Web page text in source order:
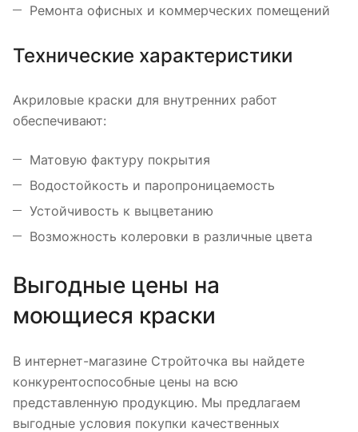
Ремонта офисных и коммерческих помещений
Технические характеристики
Акриловые краски для внутренних работ
обеспечивают:
Матовую фактуру покрытия
Водостойкость и паропроницаемость
Устойчивость к выцветанию
Возможность колеровки в различные цвета
Выгодные цены на
моющиеся краски
В интернет-магазине Стройточка вы найдете
конкурентоспособные цены на всю
представленную продукцию. Мы предлагаем
выгодные условия покупки качественных